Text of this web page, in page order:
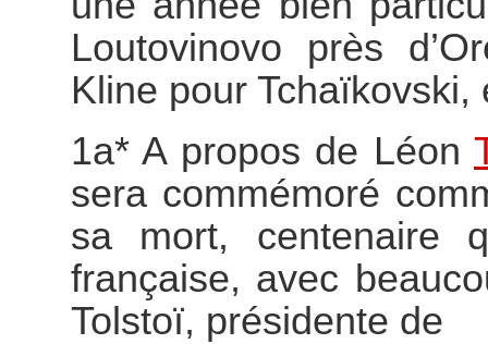
Loutovinovo près
Kline pour Tchaïkovski,
1a* A propos de Léon
sera commémoré
sa mort, centenaire
française, avec
Tolstoï, présidente de